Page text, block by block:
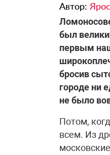
Автор:
был
первым
бросив
городе ни
не было
Потом,
всем. Из